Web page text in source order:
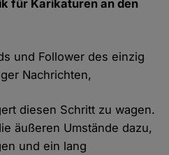
für Karikaturen an den
und Follower des einzig
Nachrichten,
diesen Schritt zu wagen.
äußeren Umstände dazu,
und ein lang